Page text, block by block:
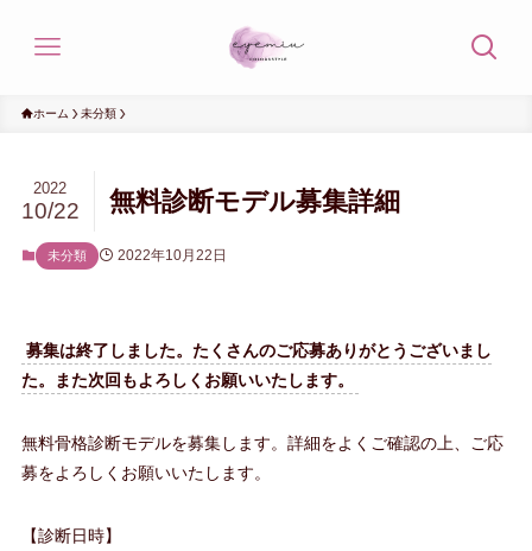
ホーム 未分類
無料診断モデル募集詳細
2022
10/22
未分類 2022年10月22日
募集は終了しました。たくさんのご応募ありがとうございまし
た。また次回もよろしくお願いいたします。
無料骨格診断モデルを募集します。詳細をよくご確認の上、ご応
募をよろしくお願いいたします。
【診断日時】